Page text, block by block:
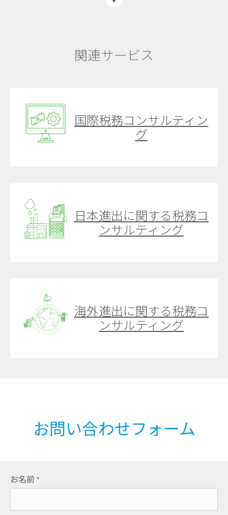
関連サービス
国際税務コンサルティン
グ
日本進出に関する税務コ
ンサルティング
海外進出に関する税務コ
ンサルティング
お問い合わせフォーム
お名前 *